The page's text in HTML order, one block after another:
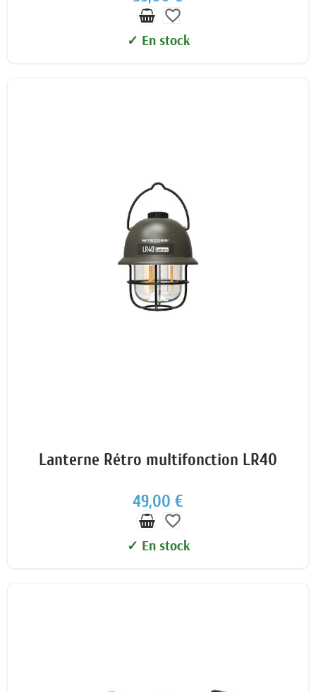
favorite_border
✓ En stock
Lanterne Rétro multifonction LR40
49,00 €
favorite_border
✓ En stock